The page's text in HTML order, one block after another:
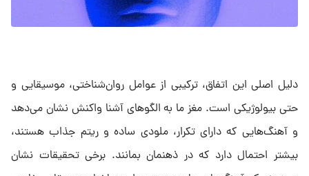
دلیل اصلی این اتفاق، ترکیبی از عوامل روان‌شناختی، موسیقایی و
حتی بیولوژیکی است. مغز ما به الگوهای آشنا واکنش نشان می‌دهد
و آهنگ‌هایی که دارای تکرار، ملودی ساده و ریتم جذاب هستند،
بیشتر احتمال دارد که در ذهنمان بمانند. برخی تحقیقات نشان